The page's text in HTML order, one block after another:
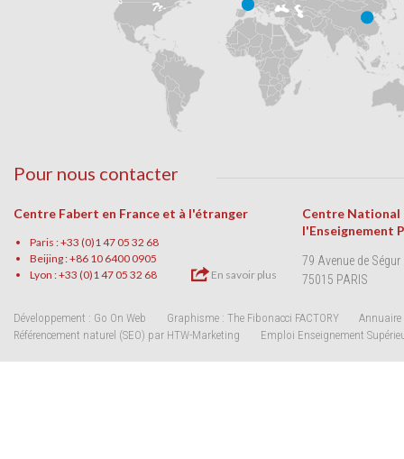
Pour nous contacter
Centre Fabert en France et à l'étranger
Paris : +33 (0)1 47 05 32 68
Beijing : +86 10 6400 0905
Lyon : +33 (0)1 47 05 32 68
En savoir plus
Centre National
l'Enseignement
79 Avenue de Ségur
75015 PARIS
Développement : Go On Web Graphisme : The Fibonacci FACTORY
Annuaire
Référencement naturel (SEO) par HTW-Marketing
Emploi Enseignement